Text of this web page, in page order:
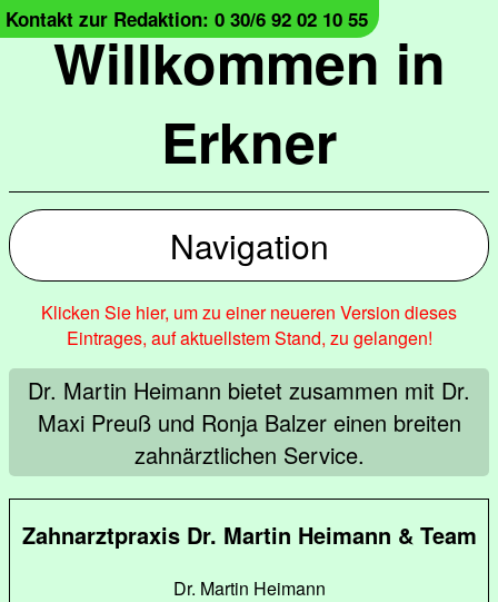
Willkommen in
Erkner
Kontakt zur Redaktion: 0 30/6 92 02 10 55
Navigation
Klicken Sie hier, um zu einer neueren Version dieses
Eintrages, auf aktuellstem Stand, zu gelangen!
Dr. Martin Heimann bietet zusammen mit Dr.
Maxi Preuß und Ronja Balzer einen breiten
zahnärztlichen Service.
Zahnarztpraxis Dr. Martin Heimann & Team
Dr. Martin Heimann